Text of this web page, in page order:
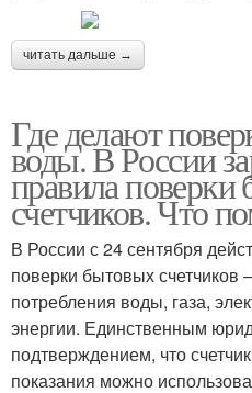
читать дальше →
Где делают
воды. В России
правила
счетчиков. Что
В России с 24 сентября
поверки бытовых счетчиков
потребления воды, газа,
энергии. Единственным
подтверждением, что
показания можно